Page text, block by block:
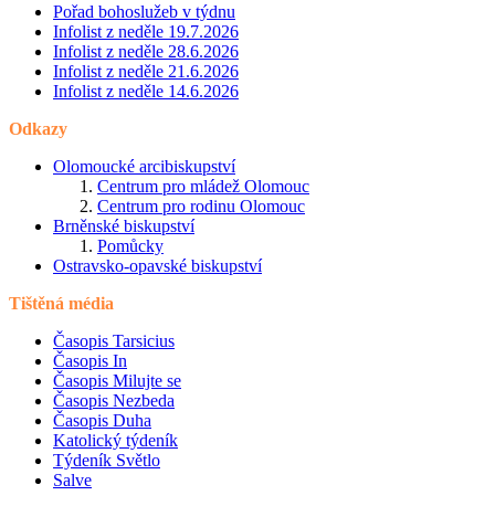
Pořad bohoslužeb v týdnu
Infolist z neděle 19.7.2026
Infolist z neděle 28.6.2026
Infolist z neděle 21.6.2026
Infolist z neděle 14.6.2026
Odkazy
Olomoucké arcibiskupství
Centrum pro mládež Olomouc
Centrum pro rodinu Olomouc
Brněnské biskupství
Pomůcky
Ostravsko-opavské biskupství
Tištěná média
Časopis Tarsicius
Časopis In
Časopis Milujte se
Časopis Nezbeda
Časopis Duha
Katolický týdeník
Týdeník Světlo
Salve